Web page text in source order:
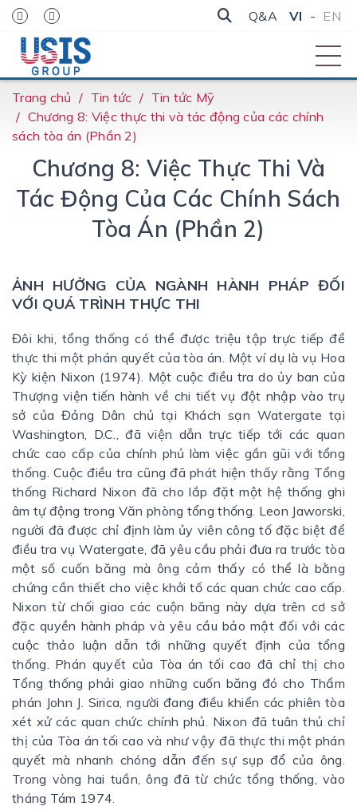
Q&A VI - EN
Trang chủ Tin tức
Tin tức Mỹ
Chương 8: Việc thực thi và tác động của các chính
sách tòa án (Phần 2)
Chương 8: Việc Thực Thi Và
Tác Động Của Các Chính Sách
Tòa Án (Phần 2)
ẢNH HƯỞNG CỦA NGÀNH HÀNH PHÁP ĐỐI
VỚI QUÁ TRÌNH THỰC THI
Đôi khi, tổng thống có thể được triệu tập trực tiếp để
thực thi một phán quyết của tòa án. Một ví dụ là vụ Hoa
Kỳ kiện Nixon (1974). Một cuộc điều tra do ủy ban của
Thượng viện tiến hành về chi tiết vụ đột nhập vào trụ
sở của Đảng Dân chủ tại Khách sạn Watergate tại
Washington, D.C., đã viện dẫn trực tiếp tới các quan
chức cao cấp của chính phủ làm việc gần gũi với tổng
thống. Cuộc điều tra cũng đã phát hiện thấy rằng Tổng
thống Richard Nixon đã cho lắp đặt một hệ thống ghi
âm tự động trong Văn phòng tổng thống. Leon Jaworski,
người đã được chỉ định làm ủy viên công tố đặc biệt để
điều tra vụ Watergate, đã yêu cầu phải đưa ra trước tòa
một số cuốn băng mà ông cảm thấy có thể là bằng
chứng cần thiết cho việc khởi tố các quan chức cao cấp.
Nixon từ chối giao các cuộn băng này dựa trên cơ sở
đặc quyền hành pháp và yêu cầu bảo mật đối với các
cuộc thảo luận dẫn tới những quyết định của tổng
thống. Phán quyết của Tòa án tối cao đã chỉ thị cho
Tổng thống phải giao những cuốn băng đó cho Thẩm
phán John J. Sirica, người đang điều khiển các phiên tòa
xét xử các quan chức chính phủ. Nixon đã tuân thủ chỉ
thị của Tòa án tối cao và như vậy đã thực thi một phán
quyết mà nhanh chóng dẫn đến sự sụp đổ của ông.
Trong vòng hai tuần, ông đã từ chức tổng thống, vào
tháng Tám 1974.